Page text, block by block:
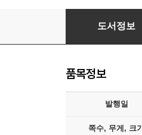
우리가 명함이 없
도서정보
품목정보
발행일
쪽수, 무게, 크기